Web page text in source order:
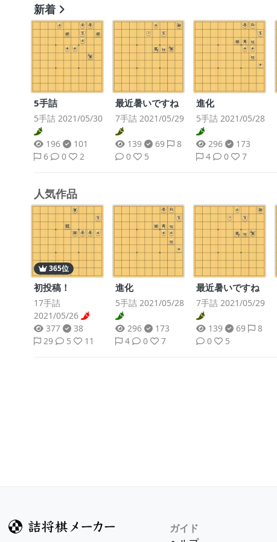
新着
5手詰
5手詰 2021/05/30
196
101
6
0 2
最近暑いですね
7手詰 2021/05/29
139 69
8
0
5
進化
5手詰 2021/05/28
296
173
4
0 7
人気作品
365位
初投稿！
17手詰
2021/05/26
377
38
29
5 11
進化
5手詰 2021/05/28
296
173
4
0 7
最近暑いですね
7手詰 2021/05/29
139 69
8
0
5
ガイド